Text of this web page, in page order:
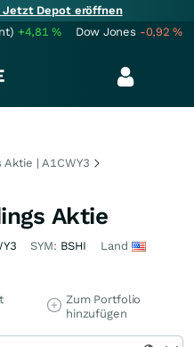
Depot eröffnen
+4,81% Dow Jones -0,92%
Aktie | A1CWY3
Aktie
SYM: BSHI Land
Zum Portfolio
hinzufügen